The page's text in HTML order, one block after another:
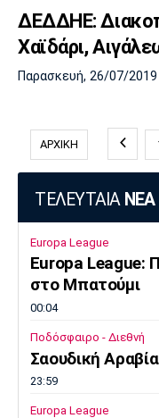
ΔΕΔΔΗΕ:
Χαϊδάρι,
Παρασκευή, 26/07/2019
ΑΡΧΙΚΗ
ΤΕΛΕΥΤΑΙΑ ΝΕΑ
Europa League
Europa League:
στο Μπατούμι
00:04
Ποδόσφαιρο - Διεθνή
Σαουδική
23:59
Europa League